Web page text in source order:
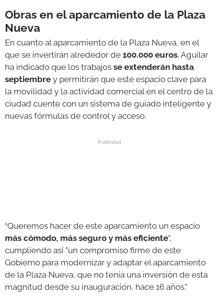
Obras en el aparcamiento de la Plaza
Nueva
En cuanto al aparcamiento de la Plaza Nueva, en el
que se invertirán alrededor de 100.000 euros, Aguilar
ha indicado que los trabajos se extenderán hasta
septiembre y permitirán que este espacio clave para
la movilidad y la actividad comercial en el centro de la
ciudad cuente con un sistema de guiado inteligente y
nuevas fórmulas de control y acceso.
“Queremos hacer de este aparcamiento un espacio
más cómodo, más seguro y más eficiente”,
cumpliendo así "un compromiso firme de este
Gobierno para modernizar y adaptar el aparcamiento
de la Plaza Nueva, que no tenía una inversión de esta
magnitud desde su inauguración, hace 16 años."